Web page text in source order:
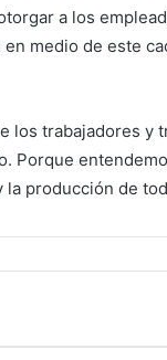
a los
medio de este
los trabajadores
Porque
producción de